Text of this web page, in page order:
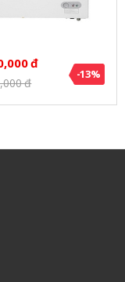
đ
đ
-13%